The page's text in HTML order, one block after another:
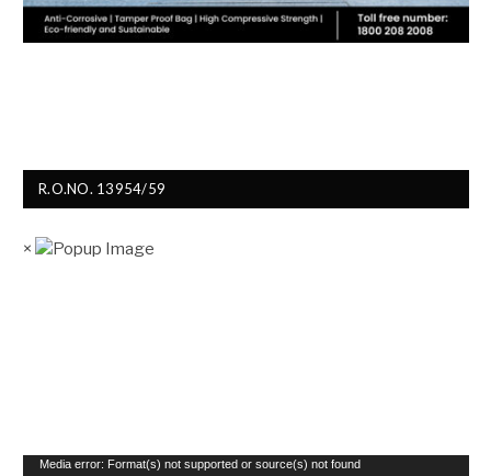
R.O.NO. 13954/59
×
Video
Media error: Format(s) not supported or source(s) not found